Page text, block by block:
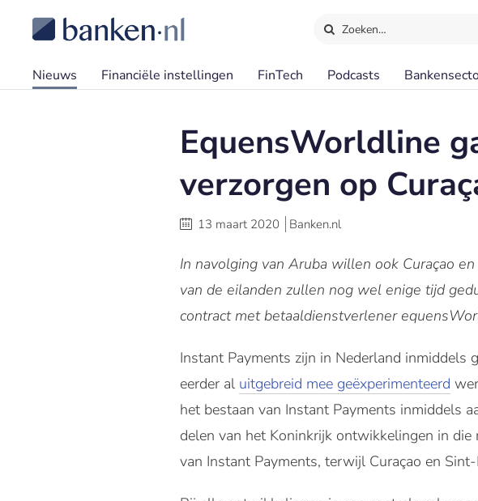
Zoeken…
Nieuws Financiële instellingen FinTech Podcasts
EquensWorldline
verzorgen op
13 maart 2020 Banken.nl
In navolging van Aruba willen ook Curaçao
van de eilanden zullen nog wel enige tijd
contract met betaaldienstverlener
Instant Payments zijn in Nederland inmiddels
eerder al uitgebreid mee geëxperimenteerd
het bestaan van Instant Payments inmiddels
delen van het Koninkrijk ontwikkelingen in
van Instant Payments, terwijl Curaçao en